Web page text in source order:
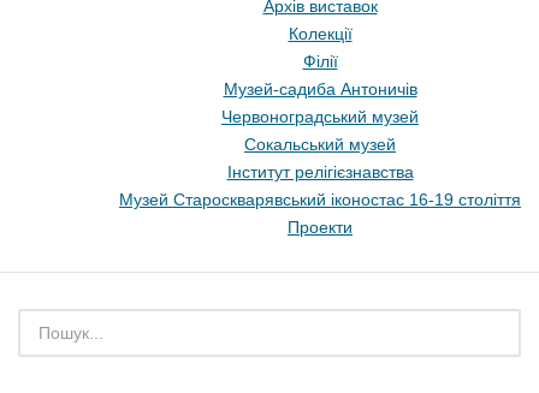
Архів виставок
Колекції
Філії
Музей-садиба Антоничів
Червоноградський музей
Сокальський музей
Інститут релігієзнавства
Музей Староскварявський іконостас 16-19 cтоліття
Проекти